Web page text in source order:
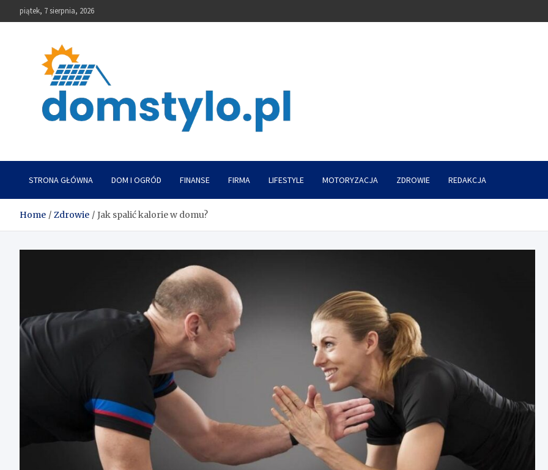
to
piątek, 7 sierpnia, 2026
DomStylo
STRONA GŁÓWNA DOM I OGRÓD FINANSE FIRMA LIFESTYLE MOTORYZACJA ZDROWIE REDAKCJA
Home Zdrowie Jak spalić kalorie w domu?